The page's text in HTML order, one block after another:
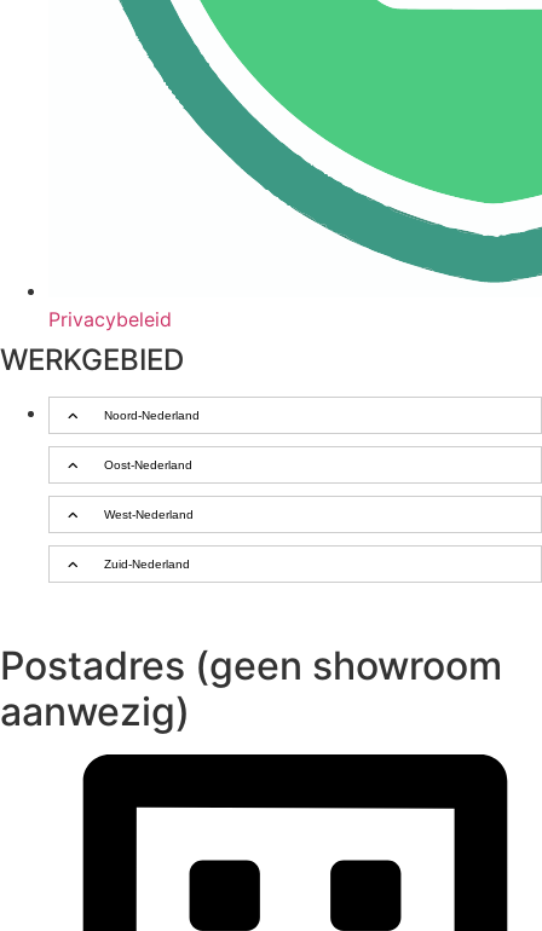
Privacybeleid
WERKGEBIED
Noord-Nederland
Oost-Nederland
West-Nederland
Zuid-Nederland
Postadres (geen showroom
aanwezig)